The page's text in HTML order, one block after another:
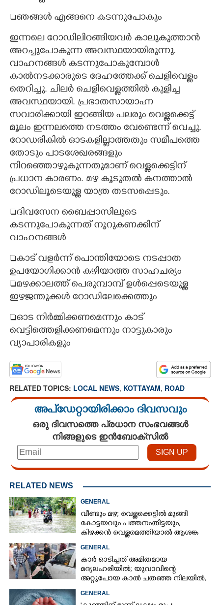
ഞങ്ങൾ എങ്ങനെ കടന്നുപോകും
ഇന്നലെ റോഡിലിറങ്ങിയവർ കാലുകുത്താൻ
അറച്ചുപോകുന്ന അവസ്ഥയായിരുന്നു.
വാഹനങ്ങൾ കടന്നുപോകുമ്പോൾ
കാൽനടക്കാരുടെ ദേഹത്തേക്ക് ചെളിവെള്ളം
തെറിച്ചു. ചിലർ ചെളിവെള്ളത്തിൽ കുളിച്ച
അവസ്ഥയായി. പ്രഭാതസായാഹ്ന
സവാരിക്കായി ഇറങ്ങിയ പലരും വെള്ളക്കെട്ട്
മൂലം ഇന്നലത്തെ നടത്തം വേണ്ടെന്ന് വെച്ചു.
റോഡരികിൽ ഓടകളില്ലാത്തതും സമീപത്തെ
തോടും പാടശേഖരങ്ങളും
നിറഞ്ഞൊഴുകുന്നതുമാണ് വെള്ളക്കെട്ടിന്
പ്രധാന കാരണം. മഴ കൂടുതൽ കനത്താൽ
റോഡിലൂടെയുള്ള യാത്ര തടസപ്പെടും.
ദിവസേന ബൈപ്പാസിലൂടെ
കടന്നുപോകുന്നത് നൂറുകണക്കിന്
വാഹനങ്ങൾ
കാട് വളർന്ന് പൊന്തിയോടെ നടപ്പാത
ഉപയോഗിക്കാൻ കഴിയാത്ത സാഹചര്യം
മഴക്കാലത്ത് പെരുമ്പാമ്പ് ഉൾപ്പെടെയുള്ള
ഇഴജന്തുക്കൾ റോഡിലേക്കെത്തും
ഓട നിർമ്മിക്കണമെന്നും കാട്
വെട്ടിത്തെളിക്കണമെന്നും നാട്ടുകാരും
വ്യാപാരികളും
RELATED TOPICS: LOCAL NEWS, KOTTAYAM, ROAD
അപ്ഡേറ്റായിരിക്കാം ദിവസവും
ഒരു ദിവസത്തെ പ്രധാന സംഭവങ്ങൾ
നിങ്ങളുടെ ഇൻബോക്സിൽ
RELATED NEWS
GENERAL
വീണ്ടും മഴ; വെള്ളക്കെട്ടിൽ മുങ്ങി
കോട്ടയവും പത്തനംതിട്ടയും,
കിഴക്കൻ വെള്ളമെത്തിയാൽ ആശങ്ക
GENERAL
കാർ ഓടിച്ചത് അമിതമായ
മദ്യലഹരിയിൽ; യുവാവിന്റെ
അറ്റുപോയ കാൽ ചതഞ്ഞ നിലയിൽ,
GENERAL